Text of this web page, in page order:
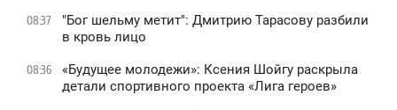
08:37
"Бог шельму метит": Дмитрию Тарасову разбили
в кровь лицо
08:36
«Будущее молодежи»: Ксения Шойгу раскрыла
детали спортивного проекта «Лига героев»